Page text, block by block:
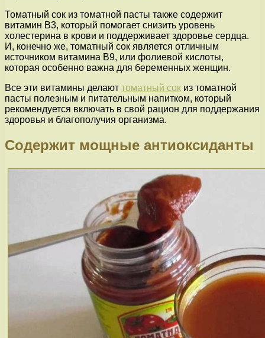
Томатный сок из томатной пасты также содержит
витамин В3, который помогает снизить уровень
холестерина в крови и поддерживает здоровье сердца.
И, конечно же, томатный сок является отличным
источником витамина В9, или фолиевой кислоты,
которая особенно важна для беременных женщин.
Все эти витамины делают томатный сок из томатной
пасты полезным и питательным напитком, который
рекомендуется включать в свой рацион для поддержания
здоровья и благополучия организма.
Содержит мощные антиоксиданты